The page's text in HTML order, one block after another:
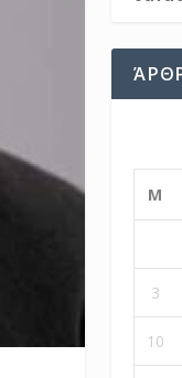
M
3
10